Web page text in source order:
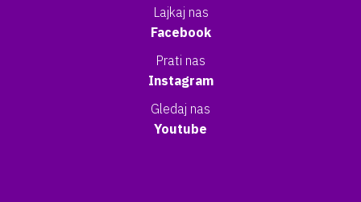
Lajkaj nas
Facebook
Prati nas
Instagram
Gledaj nas
Youtube